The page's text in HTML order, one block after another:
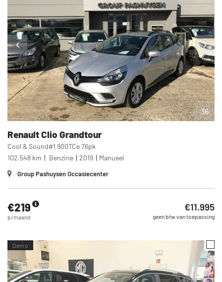
36
RenaultClio Grandtour
Cool & Sound#1 900TCe 76pk
102.548 km
Benzine 2019 Manueel
Group Pashuysen Occasiecenter
€219
p/maand
€11.995
geen btw van toepassing
Demo